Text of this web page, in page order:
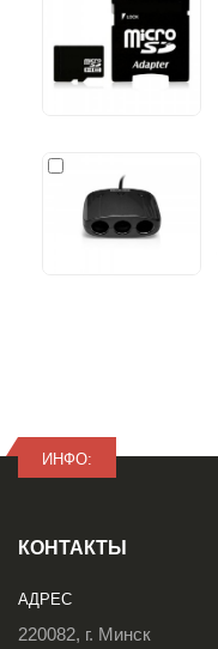
ИНФО:
КОНТАКТЫ
АДРЕС
220082, г. Минск